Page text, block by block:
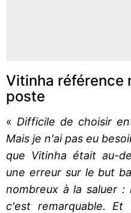
Vitinha référence
poste
« Difficile de choisir
Mais je n'ai pas eu
que Vitinha était au-
une erreur sur le but
nombreux à la saluer
c'est remarquable. Et